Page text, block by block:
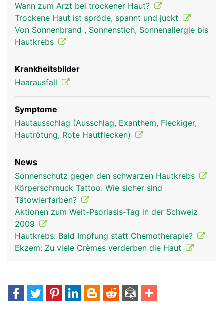
Wann zum Arzt bei trockener Haut?
Trockene Haut ist spröde, spannt und juckt
Von Sonnenbrand , Sonnenstich, Sonnenallergie bis
Hautkrebs
Krankheitsbilder
Haarausfall
Symptome
Hautausschlag (Ausschlag, Exanthem, Fleckiger,
Hautrötung, Rote Hautflecken)
News
Sonnenschutz gegen den schwarzen Hautkrebs
Körperschmuck Tattoo: Wie sicher sind
Tätowierfarben?
Aktionen zum Welt-Psoriasis-Tag in der Schweiz
2009
Hautkrebs: Bald Impfung statt Chemotherapie?
Ekzem: Zu viele Crèmes verderben die Haut